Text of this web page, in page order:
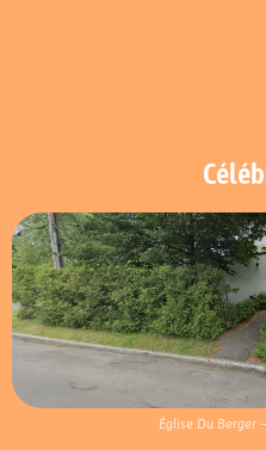
Église Du Berger